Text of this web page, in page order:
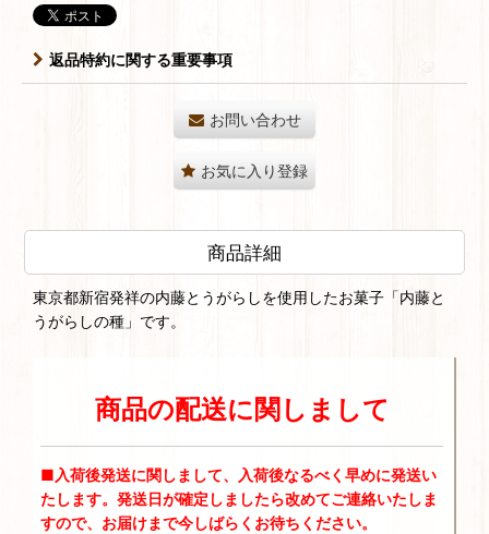
返品特約に関する重要事項
お問い合わせ
お気に入り登録
商品詳細
東京都新宿発祥の内藤とうがらしを使用したお菓子「内藤と
うがらしの種」です。
商品の配送に関しまして
■入荷後発送に関しまして、入荷後なるべく早めに発送い
たします。発送日が確定しましたら改めてご連絡いたしま
すので、お届けまで今しばらくお待ちください。